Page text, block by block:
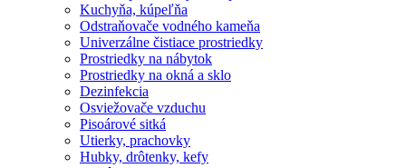
Kuchyňa, kúpeľňa
Odstraňovače vodného kameňa
Univerzálne čistiace prostriedky
Prostriedky na nábytok
Prostriedky na okná a sklo
Dezinfekcia
Osviežovače vzduchu
Pisoárové sitká
Utierky, prachovky
Hubky, drôtenky, kefy